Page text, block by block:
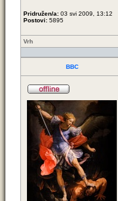
Pridružen/a: 03 svi 2009, 13:12
Postovi: 5895
Vrh
BBC